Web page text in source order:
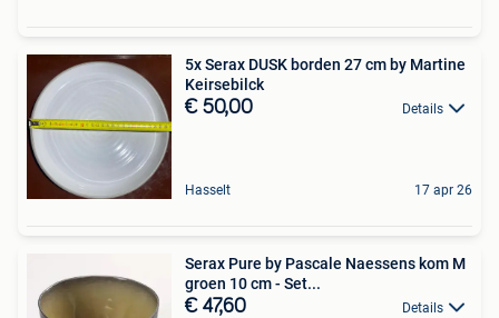
5x Serax DUSK borden 27 cm by Martine
Keirsebilck
€ 50,00 Details
Hasselt 17 apr 26
Serax Pure by Pascale Naessens kom M
groen 10 cm - Set...
€ 47,60 Details